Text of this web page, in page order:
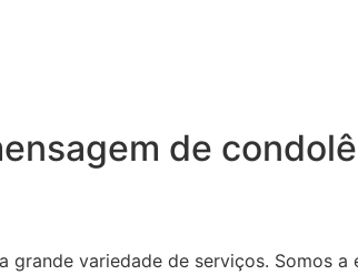
de
variedade de serviços. Somos